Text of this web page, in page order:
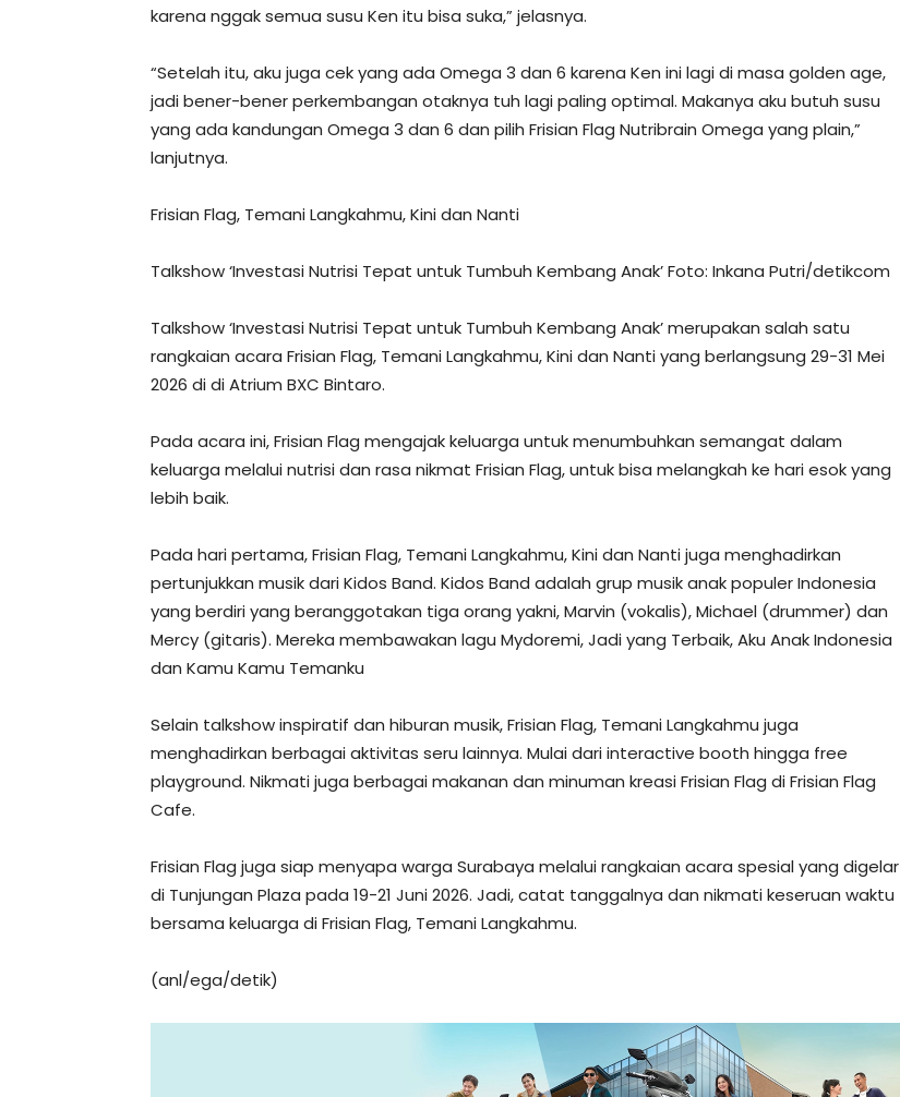
karena nggak semua susu Ken itu bisa suka,” jelasnya.
“Setelah itu, aku juga cek yang ada Omega 3 dan 6 karena Ken ini lagi di masa golden age,
jadi bener-bener perkembangan otaknya tuh lagi paling optimal. Makanya aku butuh susu
yang ada kandungan Omega 3 dan 6 dan pilih Frisian Flag Nutribrain Omega yang plain,”
lanjutnya.
Frisian Flag, Temani Langkahmu, Kini dan Nanti
Talkshow ‘Investasi Nutrisi Tepat untuk Tumbuh Kembang Anak’ Foto: Inkana Putri/detikcom
Talkshow ‘Investasi Nutrisi Tepat untuk Tumbuh Kembang Anak’ merupakan salah satu
rangkaian acara Frisian Flag, Temani Langkahmu, Kini dan Nanti yang berlangsung 29-31 Mei
2026 di di Atrium BXC Bintaro.
Pada acara ini, Frisian Flag mengajak keluarga untuk menumbuhkan semangat dalam
keluarga melalui nutrisi dan rasa nikmat Frisian Flag, untuk bisa melangkah ke hari esok yang
lebih baik.
Pada hari pertama, Frisian Flag, Temani Langkahmu, Kini dan Nanti juga menghadirkan
pertunjukkan musik dari Kidos Band. Kidos Band adalah grup musik anak populer Indonesia
yang berdiri yang beranggotakan tiga orang yakni, Marvin (vokalis), Michael (drummer) dan
Mercy (gitaris). Mereka membawakan lagu Mydoremi, Jadi yang Terbaik, Aku Anak Indonesia
dan Kamu Kamu Temanku
Selain talkshow inspiratif dan hiburan musik, Frisian Flag, Temani Langkahmu juga
menghadirkan berbagai aktivitas seru lainnya. Mulai dari interactive booth hingga free
playground. Nikmati juga berbagai makanan dan minuman kreasi Frisian Flag di Frisian Flag
Cafe.
Frisian Flag juga siap menyapa warga Surabaya melalui rangkaian acara spesial yang digelar
di Tunjungan Plaza pada 19-21 Juni 2026. Jadi, catat tanggalnya dan nikmati keseruan waktu
bersama keluarga di Frisian Flag, Temani Langkahmu.
(anl/ega/detik)